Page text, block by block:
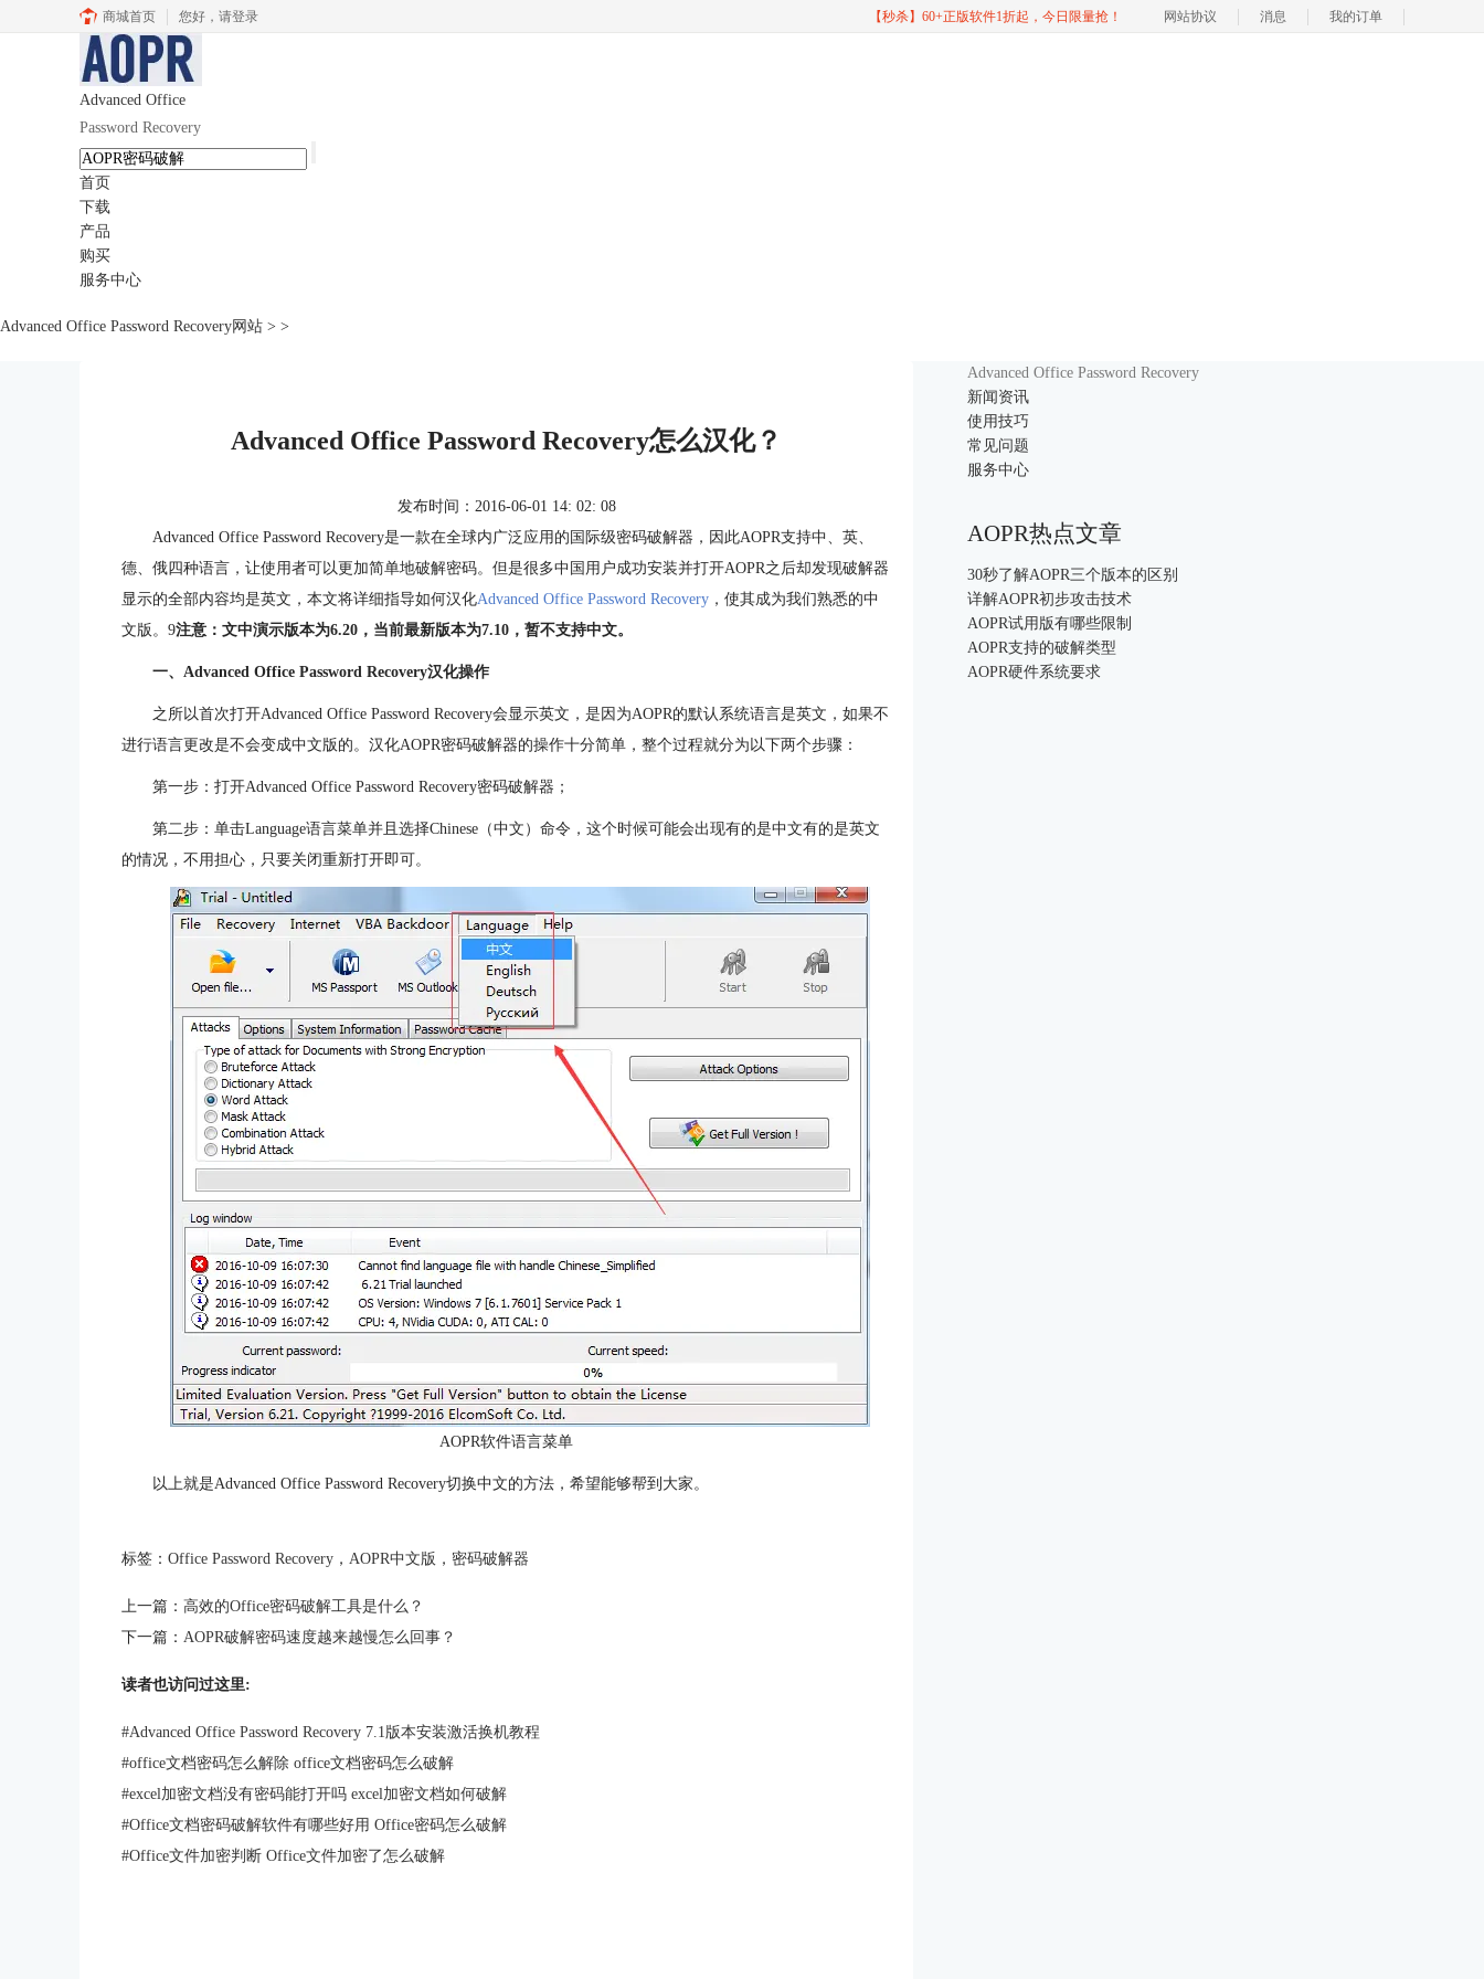
商城首页 您好， 请登录 【秒杀】60+正版软件1折起，今日限量抢！ 网站协议 消息 我的订单
Advanced Office
Password Recovery
首页
下载
产品
购买
服务中心
Advanced Office Password Recovery网站 > >
Advanced Office Password Recovery怎么汉化？
发布时间：2016-06-01 14: 02: 08
Advanced Office Password Recovery是一款在全球内广泛应用的国际级密码破解器，因此AOPR支持中、英、
德、俄四种语言，让使用者可以更加简单地破解密码。但是很多中国用户成功安装并打开AOPR之后却发现破解器
显示的全部内容均是英文，本文将详细指导如何汉化Advanced Office Password Recovery ，使其成为我们熟悉的中
文版。9注意：文中演示版本为6.20，当前最新版本为7.10，暂不支持中文。
一、Advanced Office Password Recovery汉化操作
之所以首次打开Advanced Office Password Recovery会显示英文，是因为AOPR的默认系统语言是英文，如果不
进行语言更改是不会变成中文版的。汉化AOPR密码破解器的操作十分简单，整个过程就分为以下两个步骤：
第一步：打开Advanced Office Password Recovery密码破解器；
第二步：单击Language语言菜单并且选择Chinese（中文）命令，这个时候可能会出现有的是中文有的是英文
的情况，不用担心，只要关闭重新打开即可。
AOPR软件语言菜单
以上就是Advanced Office Password Recovery切换中文的方法，希望能够帮到大家。
标签： Office Password Recovery ， AOPR中文版 ， 密码破解器
上一篇： 高效的Office密码破解工具是什么？
下一篇： AOPR破解密码速度越来越慢怎么回事？
读者也访问过这里:
#Advanced Office Password Recovery 7.1版本安装激活换机教程
#office文档密码怎么解除 office文档密码怎么破解
#excel加密文档没有密码能打开吗 excel加密文档如何破解
#Office文档密码破解软件有哪些好用 Office密码怎么破解
#Office文件加密判断 Office文件加密了怎么破解
Advanced Office Password Recovery
新闻资讯
使用技巧
常见问题
服务中心
AOPR热点文章
30秒了解AOPR三个版本的区别
详解AOPR初步攻击技术
AOPR试用版有哪些限制
AOPR支持的破解类型
AOPR硬件系统要求